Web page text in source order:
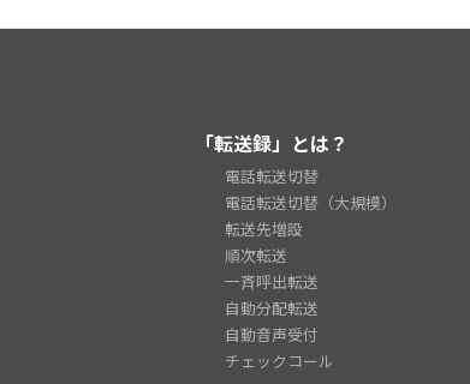
「転送録」とは？
電話転送切替
電話転送切替（大規模）
転送先増設
順次転送
一斉呼出転送
自動分配転送
自動音声受付
チェックコール